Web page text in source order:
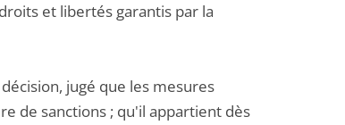
et libertés garantis par la
jugé que les mesures
de sanctions ; qu'il appartient dès